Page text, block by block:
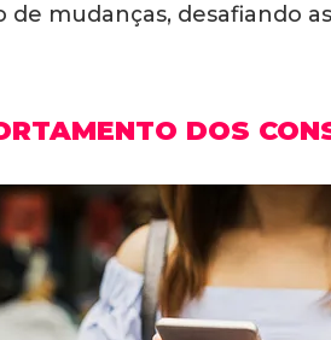
de mudanças, desafiando
DOS